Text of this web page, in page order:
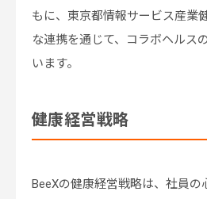
もに、東京都情報サービス産業
な連携を通じて、コラボヘルス
います。
健康経営戦略
BeeXの健康経営戦略は、社員の